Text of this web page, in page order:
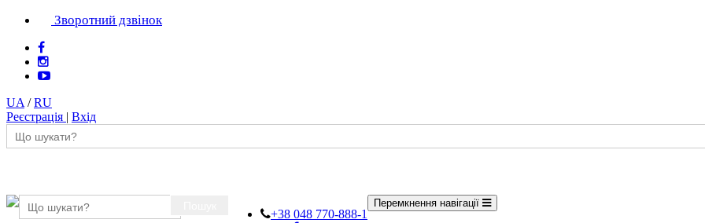
Зворотний дзвінок
UA /RU
Реєстрація | Вхід
+38 048 770-888-1
Перемкнення навігації